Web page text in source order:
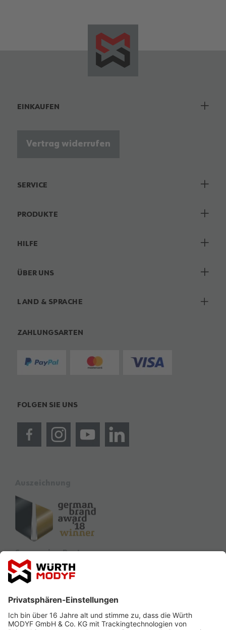
EINKAUFEN
Vertrag widerrufen
SERVICE
PRODUKTE
HILFE
ÜBER UNS
LAND & SPRACHE
ZAHLUNGSARTEN
FOLGEN SIE UNS
Sponsoring Partner